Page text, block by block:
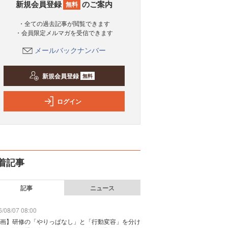
新規会員登録 無料 のご案内
・全ての過去記事が閲覧できます
・会員限定メルマガを受信できます
メールバックナンバー
新規会員登録 無料
ログイン
記事
記事 ニュース
08/07 08:00
画】研修の「やりっぱなし」と「行動変容」を分け